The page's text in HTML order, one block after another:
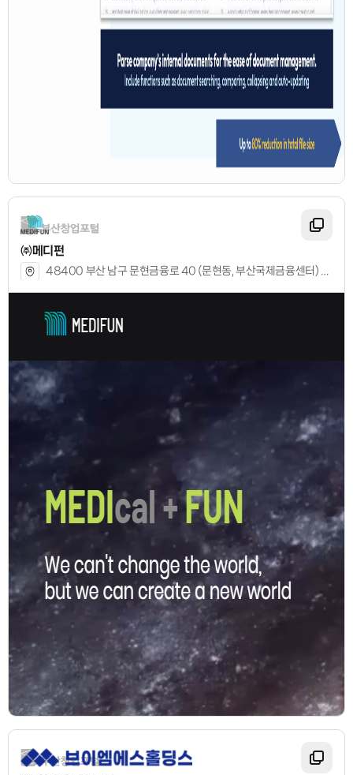
㈜메디펀
48400 부산 남구 문현금융로 40 (문현동, 부산국제금융센터) BIFC 8층 8호실